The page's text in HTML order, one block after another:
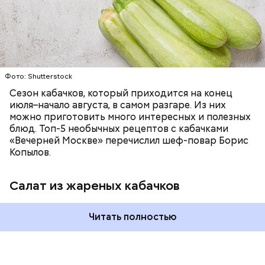
Фото: Shutterstock
Сезон кабачков, который приходится на конец
июля–начало августа, в самом разгаре. Из них
можно приготовить много интересных и полезных
блюд. Топ-5 необычных рецептов с кабачками
«Вечерней Москве» перечислил шеф-повар Борис
Копылов.
Салат из жареных кабачков
Читать полностью
кремний — укрепляет кости, зубы, волосы и
ногти и оказывает омолаживающее действие;
Вред дыни
Фото: Shutterstock
А врач-эндокринолог Алексей Калинчев рассказал,
что существует множество блюд, где используют
немного, поэтому никакого вреда от него не будет.
Чем разнообразнее рацион питания человека, тем
лучше. Потому что это исключает вероятность
возникновения дефицитов микроэлементов, —
заверил специалист.